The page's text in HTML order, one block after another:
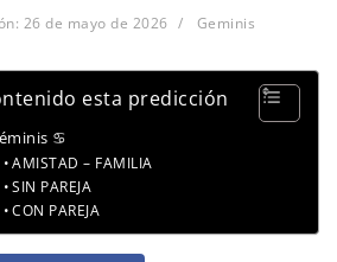
26 de mayo de 2026 Geminis
esta predicción
♋
AMISTAD – FAMILIA
SIN PAREJA
CON PAREJA